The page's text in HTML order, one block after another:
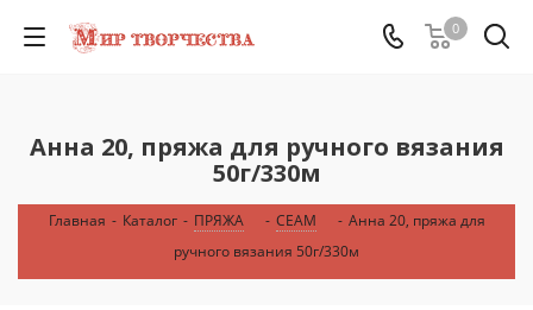
0
Анна 20, пряжа для ручного вязания
50г/330м
Главная - Каталог - ПРЯЖА - СЕАМ - Анна 20, пряжа для
ручного вязания 50г/330м